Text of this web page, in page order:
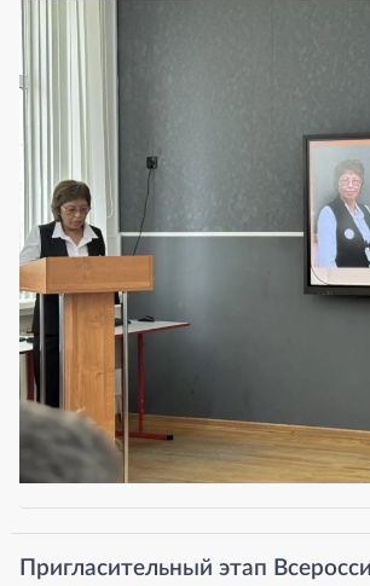
Пригласительный этап